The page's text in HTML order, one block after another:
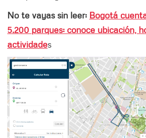
No te vayas sin leer: Bogotá
5.200 parques: conoce ubicación,
actividades